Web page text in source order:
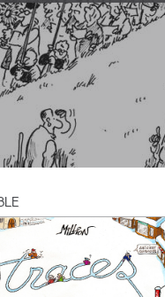
Rotation des terres.